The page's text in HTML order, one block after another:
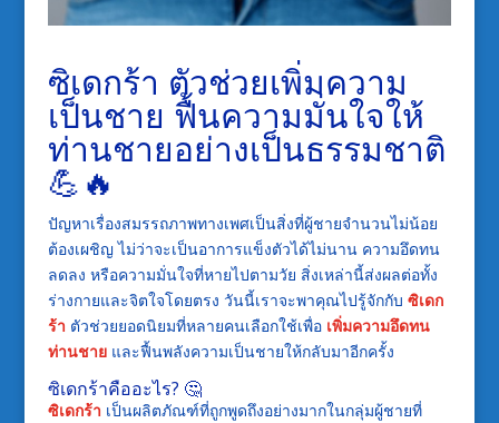
ซิเดกร้า ตัวช่วยเพิ่มความ
เป็นชาย ฟื้นความมั่นใจให้
ท่านชายอย่างเป็นธรรมชาติ
💪🔥
ปัญหาเรื่องสมรรถภาพทางเพศเป็นสิ่งที่ผู้ชายจำนวนไม่น้อย
ต้องเผชิญ ไม่ว่าจะเป็นอาการแข็งตัวได้ไม่นาน ความอึดทน
ลดลง หรือความมั่นใจที่หายไปตามวัย สิ่งเหล่านี้ส่งผลต่อทั้ง
ร่างกายและจิตใจโดยตรง วันนี้เราจะพาคุณไปรู้จักกับ ซิเดก
ร้า ตัวช่วยยอดนิยมที่หลายคนเลือกใช้เพื่อ เพิ่มความอึดทน
ท่านชายและฟื้นพลังความเป็นชายให้กลับมาอีกครั้ง
ซิเดกร้าคืออะไร? 🤔
ซิเดกร้า เป็นผลิตภัณฑ์ที่ถูกพูดถึงอย่างมากในกลุ่มผู้ชายที่